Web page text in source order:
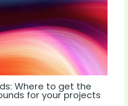
Where to get the
for your projects